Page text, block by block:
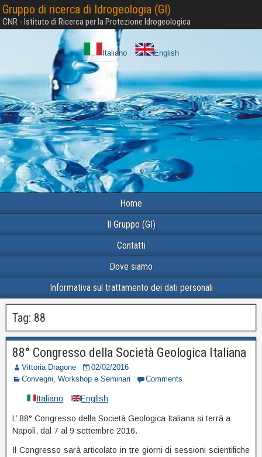
Gruppo di ricerca di Idrogeologia (GI)
CNR - Istituto di Ricerca per la Protezione Idrogeologica
Italiano English
Home
Il Gruppo (GI)
Contatti
Dove siamo
Informativa sul trattamento dei dati personali
Tag: 88
88° Congresso della Società Geologica Italiana
Vittoria Dragone
02/02/2016
Convegni, Workshop e Seminari
Comments
Italiano English
L’ 88° Congresso della Società Geologica Italiana si terrà a
Napoli, dal 7 al 9 settembre 2016.
Il Congresso sarà articolato in tre giorni di sessioni scientifiche